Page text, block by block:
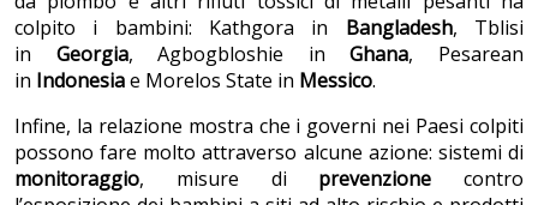
colpito i bambini: Kathgora in Bangladesh, Tblisi
in Georgia, Agbogbloshie inGhana, Pesarean
in Indonesiae Morelos State in Messico.
Infine, la relazione mostra che i governi nei Paesi colpiti
possono fare molto attraverso alcune azione: sistemi di
monitoraggio, misure di prevenzione contro